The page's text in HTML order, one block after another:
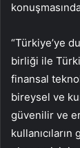
“Türkiye’ye
birliği ile
finansal
bireysel ve
güvenilir ve